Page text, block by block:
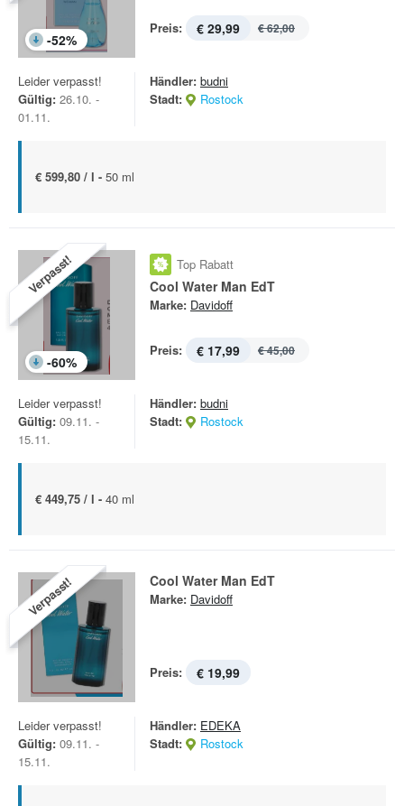
-52%
Preis: € 29,99 € 62,00
Leider verpasst!
Gültig: 26.10. -
01.11.
Händler: budni
Stadt:
Rostock
€ 599,80 / l - 50 ml
Verpasst!
-60%
Top Rabatt
Cool Water Man EdT
Marke: Davidoff
Preis: € 17,99 € 45,00
Leider verpasst!
Gültig: 09.11. -
15.11.
Händler: budni
Stadt:
Rostock
€ 449,75 / l - 40 ml
Verpasst! Cool Water Man EdT
Marke: Davidoff
Preis: € 19,99
Leider verpasst!
Gültig: 09.11. -
15.11.
Händler: EDEKA
Stadt:
Rostock